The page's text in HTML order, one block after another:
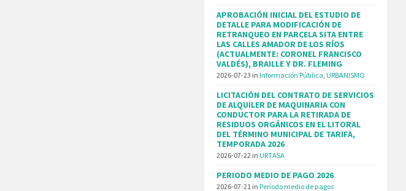
APROBACIÓN INICIAL DEL ESTUDIO DE
DETALLE PARA MODIFICACIÓN DE
RETRANQUEO EN PARCELA SITA ENTRE
LAS CALLES AMADOR DE LOS RÍOS
(ACTUALMENTE: CORONEL FRANCISCO
VALDÉS), BRAILLE Y DR. FLEMING
2026-07-23 inInformación Pública ,URBANISMO
LICITACIÓN DEL CONTRATO DE SERVICIOS
DE ALQUILER DE MAQUINARIA CON
CONDUCTOR PARA LA RETIRADA DE
RESIDUOS ORGÁNICOS EN EL LITORAL
DEL TÉRMINO MUNICIPAL DE TARIFA,
TEMPORADA 2026
2026-07-22 inURTASA
PERIODO MEDIO DE PAGO 2026
2026-07-21 inPeríodo medio de pagos